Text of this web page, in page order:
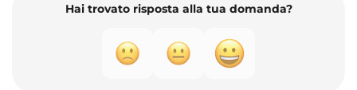
Hai trovato risposta alla tua domanda?